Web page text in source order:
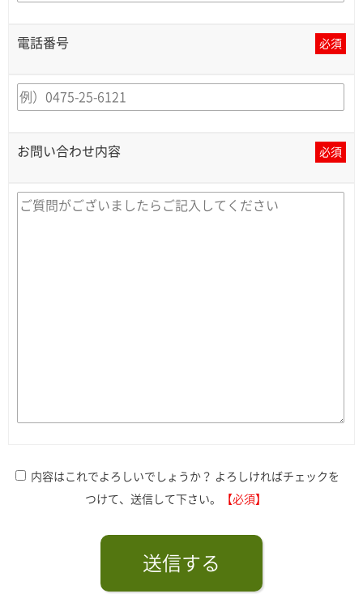
電話番号 必須
お問い合わせ内容 必須
内容はこれでよろしいでしょうか？ よろしければチェックを
つけて、送信して下さい。
【必須】